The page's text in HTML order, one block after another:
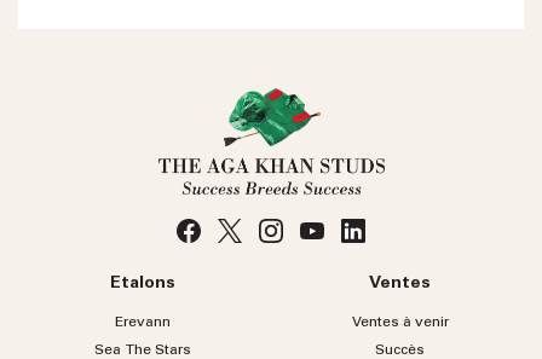
Etalons
Erevann
Sea TheStars
Ventes
Ventes à venir
Succès